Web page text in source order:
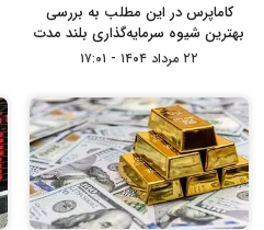
کاماپرس در این مطلب به بررسی
بهترین شیوه سرمایه‌گذاری بلند مدت
در بازار رمزارزها با رمزباکس می‌پردازد.
۲۲ مرداد ۱۴۰۴ - ۱۷:۰۱